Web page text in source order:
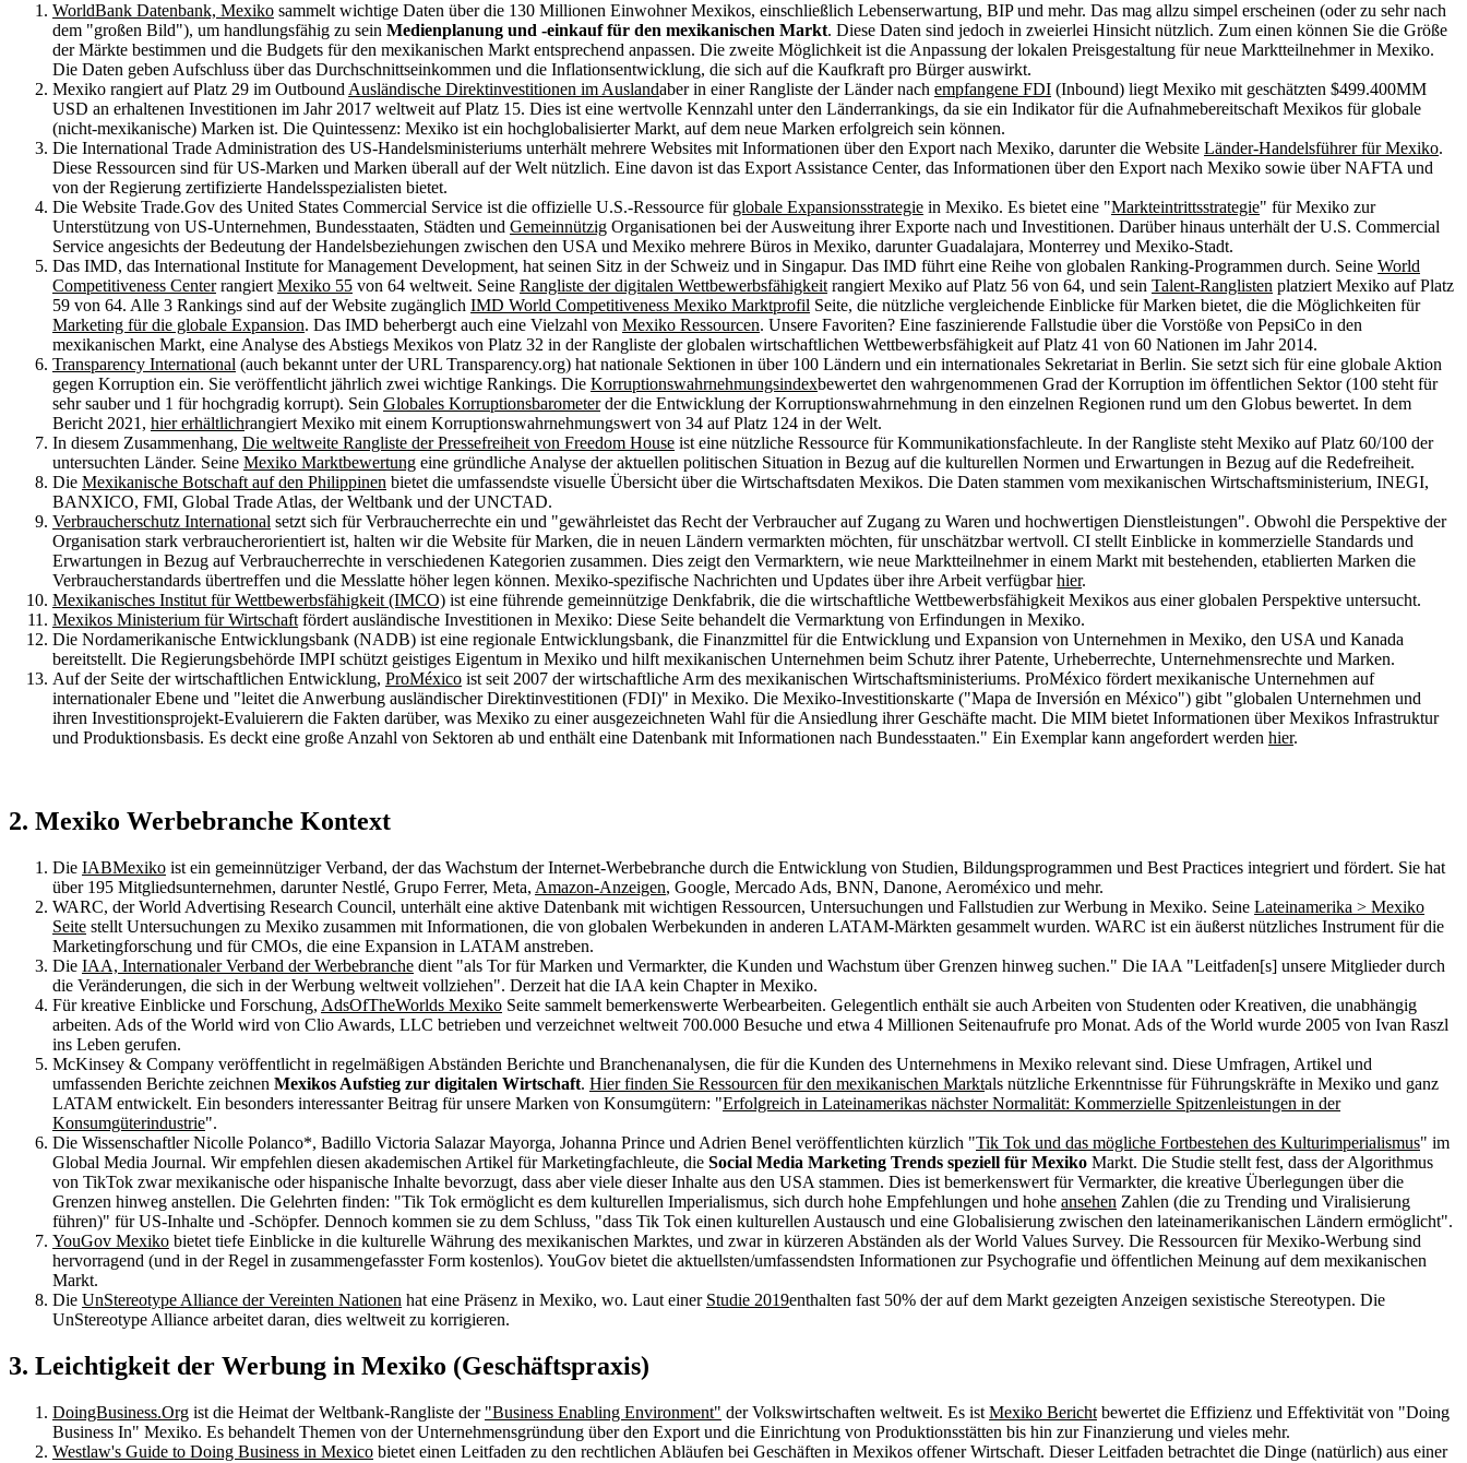
WorldBank Datenbank, Mexiko sammelt wichtige Daten über die 130 Millionen Einwohner Mexikos, einschließlich Lebenserwartung, BIP und mehr. Das mag allzu simpel erscheinen (oder zu sehr nach
dem "großen Bild"), um handlungsfähig zu sein Medienplanung und -einkauf für den mexikanischen Markt. Diese Daten sind jedoch in zweierlei Hinsicht nützlich. Zum einen können Sie die Größe
der Märkte bestimmen und die Budgets für den mexikanischen Markt entsprechend anpassen. Die zweite Möglichkeit ist die Anpassung der lokalen Preisgestaltung für neue Marktteilnehmer in Mexiko.
Die Daten geben Aufschluss über das Durchschnittseinkommen und die Inflationsentwicklung, die sich auf die Kaufkraft pro Bürger auswirkt.
Mexiko rangiert auf Platz 29 im Outbound Ausländische Direktinvestitionen im Auslandaber in einer Rangliste der Länder nach empfangene FDI (Inbound) liegt Mexiko mit geschätzten $499.400MM
USD an erhaltenen Investitionen im Jahr 2017 weltweit auf Platz 15. Dies ist eine wertvolle Kennzahl unter den Länderrankings, da sie ein Indikator für die Aufnahmebereitschaft Mexikos für globale
(nicht-mexikanische) Marken ist. Die Quintessenz: Mexiko ist ein hochglobalisierter Markt, auf dem neue Marken erfolgreich sein können.
Die International Trade Administration des US-Handelsministeriums unterhält mehrere Websites mit Informationen über den Export nach Mexiko, darunter die Website Länder-Handelsführer für Mexiko.
Diese Ressourcen sind für US-Marken und Marken überall auf der Welt nützlich. Eine davon ist das Export Assistance Center, das Informationen über den Export nach Mexiko sowie über NAFTA und
von der Regierung zertifizierte Handelsspezialisten bietet.
Die Website Trade.Gov des United States Commercial Service ist die offizielle U.S.-Ressource für globale Expansionsstrategie in Mexiko. Es bietet eine "Markteintrittsstrategie" für Mexiko zur
Unterstützung von US-Unternehmen, Bundesstaaten, Städten und Gemeinnützig Organisationen bei der Ausweitung ihrer Exporte nach und Investitionen. Darüber hinaus unterhält der U.S. Commercial
Service angesichts der Bedeutung der Handelsbeziehungen zwischen den USA und Mexiko mehrere Büros in Mexiko, darunter Guadalajara, Monterrey und Mexiko-Stadt.
Das IMD, das International Institute for Management Development, hat seinen Sitz in der Schweiz und in Singapur. Das IMD führt eine Reihe von globalen Ranking-Programmen durch. Seine World
Competitiveness Centerrangiert Mexiko 55 von 64 weltweit. Seine Rangliste der digitalen Wettbewerbsfähigkeit rangiert Mexiko auf Platz 56 von 64, und sein Talent-Ranglisten platziert Mexiko auf Platz
59 von 64. Alle 3 Rankings sind auf der Website zugänglich IMD World Competitiveness Mexiko Marktprofil Seite, die nützliche vergleichende Einblicke für Marken bietet, die die Möglichkeiten für
Marketing für die globale Expansion. Das IMD beherbergt auch eine Vielzahl von Mexiko Ressourcen. Unsere Favoriten? Eine faszinierende Fallstudie über die Vorstöße von PepsiCo in den
mexikanischen Markt, eine Analyse des Abstiegs Mexikos von Platz 32 in der Rangliste der globalen wirtschaftlichen Wettbewerbsfähigkeit auf Platz 41 von 60 Nationen im Jahr 2014.
Transparency International (auch bekannt unter der URL Transparency.org) hat nationale Sektionen in über 100 Ländern und ein internationales Sekretariat in Berlin. Sie setzt sich für eine globale Aktion
gegen Korruption ein. Sie veröffentlicht jährlich zwei wichtige Rankings. Die Korruptionswahrnehmungsindexbewertet den wahrgenommenen Grad der Korruption im öffentlichen Sektor (100 steht für
sehr sauber und 1 für hochgradig korrupt). Sein Globales Korruptionsbarometerder die Entwicklung der Korruptionswahrnehmung in den einzelnen Regionen rund um den Globus bewertet. In dem
Bericht 2021, hier erhältlichrangiert Mexiko mit einem Korruptionswahrnehmungswert von 34 auf Platz 124 in der Welt.
In diesem Zusammenhang, Die weltweite Rangliste der Pressefreiheit von Freedom House ist eine nützliche Ressource für Kommunikationsfachleute. In der Rangliste steht Mexiko auf Platz 60/100 der
untersuchten Länder. Seine Mexiko Marktbewertung eine gründliche Analyse der aktuellen politischen Situation in Bezug auf die kulturellen Normen und Erwartungen in Bezug auf die Redefreiheit.
Die Mexikanische Botschaft auf den Philippinen bietet die umfassendste visuelle Übersicht über die Wirtschaftsdaten Mexikos. Die Daten stammen vom mexikanischen Wirtschaftsministerium, INEGI,
BANXICO, FMI, Global Trade Atlas, der Weltbank und der UNCTAD.
Verbraucherschutz International setzt sich für Verbraucherrechte ein und "gewährleistet das Recht der Verbraucher auf Zugang zu Waren und hochwertigen Dienstleistungen". Obwohl die Perspektive der
Organisation stark verbraucherorientiert ist, halten wir die Website für Marken, die in neuen Ländern vermarkten möchten, für unschätzbar wertvoll. CI stellt Einblicke in kommerzielle Standards und
Erwartungen in Bezug auf Verbraucherrechte in verschiedenen Kategorien zusammen. Dies zeigt den Vermarktern, wie neue Marktteilnehmer in einem Markt mit bestehenden, etablierten Marken die
Verbraucherstandards übertreffen und die Messlatte höher legen können. Mexiko-spezifische Nachrichten und Updates über ihre Arbeit verfügbarhier.
Mexikanisches Institut für Wettbewerbsfähigkeit (IMCO) ist eine führende gemeinnützige Denkfabrik, die die wirtschaftliche Wettbewerbsfähigkeit Mexikos aus einer globalen Perspektive untersucht.
Mexikos Ministerium für Wirtschaft fördert ausländische Investitionen in Mexiko: Diese Seite behandelt die Vermarktung von Erfindungen in Mexiko.
Die Nordamerikanische Entwicklungsbank (NADB) ist eine regionale Entwicklungsbank, die Finanzmittel für die Entwicklung und Expansion von Unternehmen in Mexiko, den USA und Kanada
bereitstellt. Die Regierungsbehörde IMPI schützt geistiges Eigentum in Mexiko und hilft mexikanischen Unternehmen beim Schutz ihrer Patente, Urheberrechte, Unternehmensrechte und Marken.
Auf der Seite der wirtschaftlichen Entwicklung, ProMéxico ist seit 2007 der wirtschaftliche Arm des mexikanischen Wirtschaftsministeriums. ProMéxico fördert mexikanische Unternehmen auf
internationaler Ebene und "leitet die Anwerbung ausländischer Direktinvestitionen (FDI)" in Mexiko. Die Mexiko-Investitionskarte ("Mapa de Inversión en México") gibt "globalen Unternehmen und
ihren Investitionsprojekt-Evaluierern die Fakten darüber, was Mexiko zu einer ausgezeichneten Wahl für die Ansiedlung ihrer Geschäfte macht. Die MIM bietet Informationen über Mexikos Infrastruktur
und Produktionsbasis. Es deckt eine große Anzahl von Sektoren ab und enthält eine Datenbank mit Informationen nach Bundesstaaten." Ein Exemplar kann angefordert werden hier.
2. Mexiko Werbebranche Kontext
Die IABMexiko ist ein gemeinnütziger Verband, der das Wachstum der Internet-Werbebranche durch die Entwicklung von Studien, Bildungsprogrammen und Best Practices integriert und fördert. Sie hat
über 195 Mitgliedsunternehmen, darunter Nestlé, Grupo Ferrer, Meta, Amazon-Anzeigen, Google, Mercado Ads, BNN, Danone, Aeroméxico und mehr.
WARC, der World Advertising Research Council, unterhält eine aktive Datenbank mit wichtigen Ressourcen, Untersuchungen und Fallstudien zur Werbung in Mexiko. Seine Lateinamerika > Mexiko
Seite stellt Untersuchungen zu Mexiko zusammen mit Informationen, die von globalen Werbekunden in anderen LATAM-Märkten gesammelt wurden. WARC ist ein äußerst nützliches Instrument für die
Marketingforschung und für CMOs, die eine Expansion in LATAM anstreben.
Die IAA, Internationaler Verband der Werbebranche dient "als Tor für Marken und Vermarkter, die Kunden und Wachstum über Grenzen hinweg suchen." Die IAA "Leitfaden[s] unsere Mitglieder durch
die Veränderungen, die sich in der Werbung weltweit vollziehen". Derzeit hat die IAA kein Chapter in Mexiko.
Für kreative Einblicke und Forschung, AdsOfTheWorlds Mexiko Seite sammelt bemerkenswerte Werbearbeiten. Gelegentlich enthält sie auch Arbeiten von Studenten oder Kreativen, die unabhängig
arbeiten. Ads of the World wird von Clio Awards, LLC betrieben und verzeichnet weltweit 700.000 Besuche und etwa 4 Millionen Seitenaufrufe pro Monat. Ads of the World wurde 2005 von Ivan Raszl
ins Leben gerufen.
McKinsey & Company veröffentlicht in regelmäßigen Abständen Berichte und Branchenanalysen, die für die Kunden des Unternehmens in Mexiko relevant sind. Diese Umfragen, Artikel und
umfassenden Berichte zeichnen Mexikos Aufstieg zur digitalen Wirtschaft. Hier finden Sie Ressourcen für den mexikanischen Marktals nützliche Erkenntnisse für Führungskräfte in Mexiko und ganz
LATAM entwickelt. Ein besonders interessanter Beitrag für unsere Marken von Konsumgütern: "Erfolgreich in Lateinamerikas nächster Normalität: Kommerzielle Spitzenleistungen in der
Konsumgüterindustrie".
Die Wissenschaftler Nicolle Polanco*, Badillo Victoria Salazar Mayorga, Johanna Prince und Adrien Benel veröffentlichten kürzlich "Tik Tok und das mögliche Fortbestehen des Kulturimperialismus" im
Global Media Journal. Wir empfehlen diesen akademischen Artikel für Marketingfachleute, die Social Media Marketing Trends speziell für Mexiko Markt. Die Studie stellt fest, dass der Algorithmus
von TikTok zwar mexikanische oder hispanische Inhalte bevorzugt, dass aber viele dieser Inhalte aus den USA stammen. Dies ist bemerkenswert für Vermarkter, die kreative Überlegungen über die
Grenzen hinweg anstellen. Die Gelehrten finden: "Tik Tok ermöglicht es dem kulturellen Imperialismus, sich durch hohe Empfehlungen und hohe ansehen Zahlen (die zu Trending und Viralisierung
führen)" für US-Inhalte und -Schöpfer. Dennoch kommen sie zu dem Schluss, "dass Tik Tok einen kulturellen Austausch und eine Globalisierung zwischen den lateinamerikanischen Ländern ermöglicht".
YouGov Mexiko bietet tiefe Einblicke in die kulturelle Währung des mexikanischen Marktes, und zwar in kürzeren Abständen als der World Values Survey. Die Ressourcen für Mexiko-Werbung sind
hervorragend (und in der Regel in zusammengefasster Form kostenlos). YouGov bietet die aktuellsten/umfassendsten Informationen zur Psychografie und öffentlichen Meinung auf dem mexikanischen
Markt.
Die UnStereotype Alliance der Vereinten Nationen hat eine Präsenz in Mexiko, wo. Laut einer Studie 2019enthalten fast 50% der auf dem Markt gezeigten Anzeigen sexistische Stereotypen. Die
UnStereotype Alliance arbeitet daran, dies weltweit zu korrigieren.
3. Leichtigkeit der Werbung in Mexiko (Geschäftspraxis)
DoingBusiness.Org ist die Heimat der Weltbank-Rangliste der "Business Enabling Environment" der Volkswirtschaften weltweit. Es ist Mexiko Bericht bewertet die Effizienz und Effektivität von "Doing
Business In" Mexiko. Es behandelt Themen von der Unternehmensgründung über den Export und die Einrichtung von Produktionsstätten bis hin zur Finanzierung und vieles mehr.
Westlaw's Guide to Doing Business in Mexico bietet einen Leitfaden zu den rechtlichen Abläufen bei Geschäften in Mexikos offener Wirtschaft. Dieser Leitfaden betrachtet die Dinge (natürlich) aus einer